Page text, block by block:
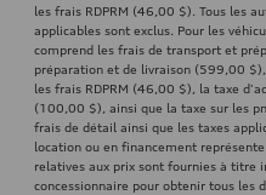
les frais RDPRM (46,00 $). Tous les
applicables sont exclus. Pour les
comprend les frais de transport et
préparation et de livraison (599,00
les frais RDPRM (46,00 $), la taxe
(100,00 $), ainsi que la taxe sur les
frais de détail ainsi que les taxes
location ou en financement
relatives aux prix sont fournies à titre
concessionnaire pour obtenir tous les